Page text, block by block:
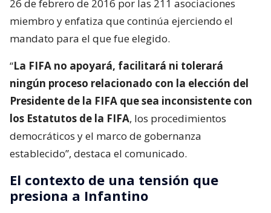
26 de febrero de 2016 por las 211 asociaciones
miembro y enfatiza que continúa ejerciendo el
mandato para el que fue elegido.
“La FIFA no apoyará, facilitará ni tolerará
ningún proceso relacionado con la elección del
Presidente de la FIFA que sea inconsistente con
los Estatutos de la FIFA, los procedimientos
democráticos y el marco de gobernanza
establecido”, destaca el comunicado.
El contexto de una tensión que
presiona a Infantino